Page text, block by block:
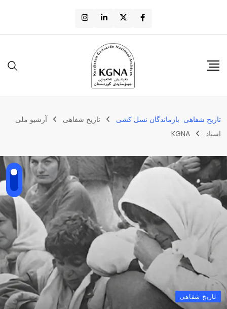
تاریخ شفاهی بازماندگان نسل کشی تاریخ شفاهی
آرشیو ملی
اسناد
KGNA
تاریخ شفاهی